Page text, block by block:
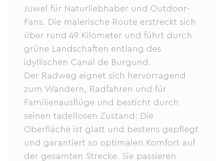
Juwel für Naturliebhaber und Outdoor-
Fans. Die malerische Route erstreckt sich
über rund 49 Kilometer und führt durch
grüne Landschaften entlang des
idyllischen Canal de Burgund.
Der Radweg eignet sich hervorragend
zum Wandern, Radfahren und für
Familienausflüge und besticht durch
seinen tadellosen Zustand: Die
Oberfläche ist glatt und bestens gepflegt
und garantiert so optimalen Komfort auf
der gesamten Strecke. Sie passieren